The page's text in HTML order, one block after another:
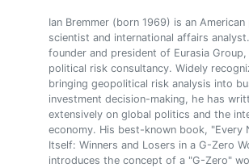
Ian Bremmer (born 1969) is an American
scientist and international affairs
founder and president of Eurasia Group,
political risk consultancy. Widely
bringing geopolitical risk analysis into
investment decision-making, he has
extensively on global politics and the
economy. His best-known book, "Every
Itself: Winners and Losers in a G-Zero
introduces the concept of a "G-Zero"